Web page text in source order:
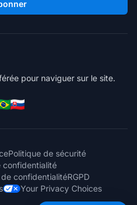
pour naviguer sur le site.
Politique de sécurité
confidentialité
confidentialitéRGPD
Your Privacy Choices